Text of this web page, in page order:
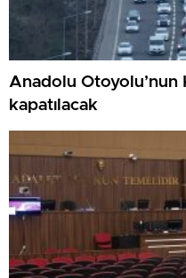
Anadolu Otoyolu’nun
kapatılacak